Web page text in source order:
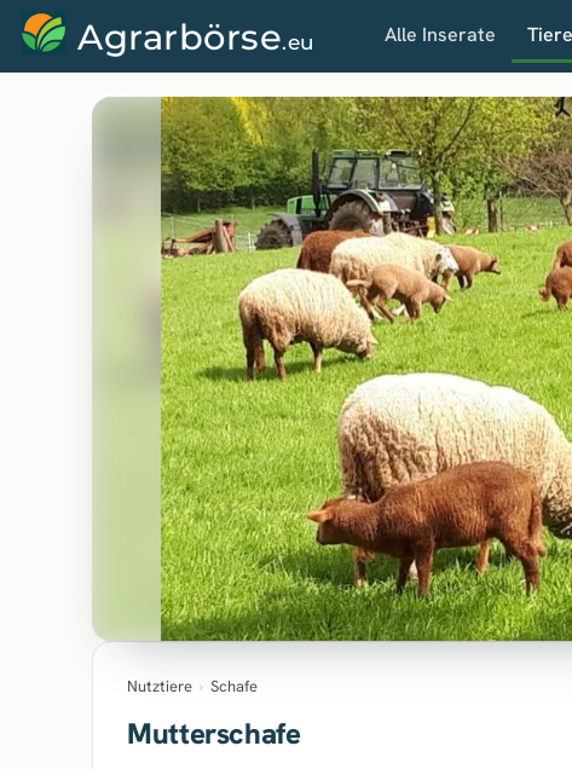
Agrarbörse.eu Alle Inserate Tiere
Nutztiere › Schafe
Mutterschafe